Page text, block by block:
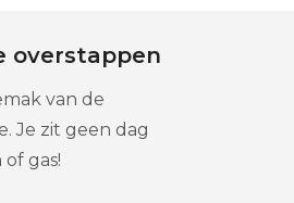
overstappen
van de
Je zit geen dag
gas!